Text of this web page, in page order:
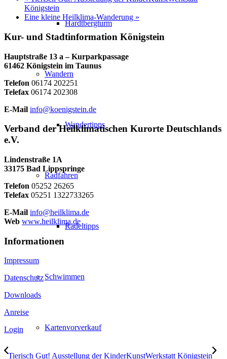
Hardtbergturm
Wandern
Wandertipps
Radfahren
Radeltipps
Schwimmen
Kartenvorverkauf
Königstein
Eine kleine Heilklima-Wanderung »
Kur- und Stadtinformation Königstein
Hauptstraße 13 a – Kurparkpassage
61462 Königstein im Taunus
Telefon 06174 202251
Telefax 06174 202308
E-Mail info@koenigstein.de
Verband der Heilklimatischen Kurorte Deutschlands
e.V.
Lindenstraße 1A
33175 Bad Lippspringe
Telefon 05252 26265
Telefax 05251 1322733265
E-Mail info@heilklima.de
Web www.heilklima.de
Informationen
Impressum
Datenschutz
Downloads
Anreise
Login
Tierisch Gut! Ausstellung der KinderKunstWerkstatt Königstein